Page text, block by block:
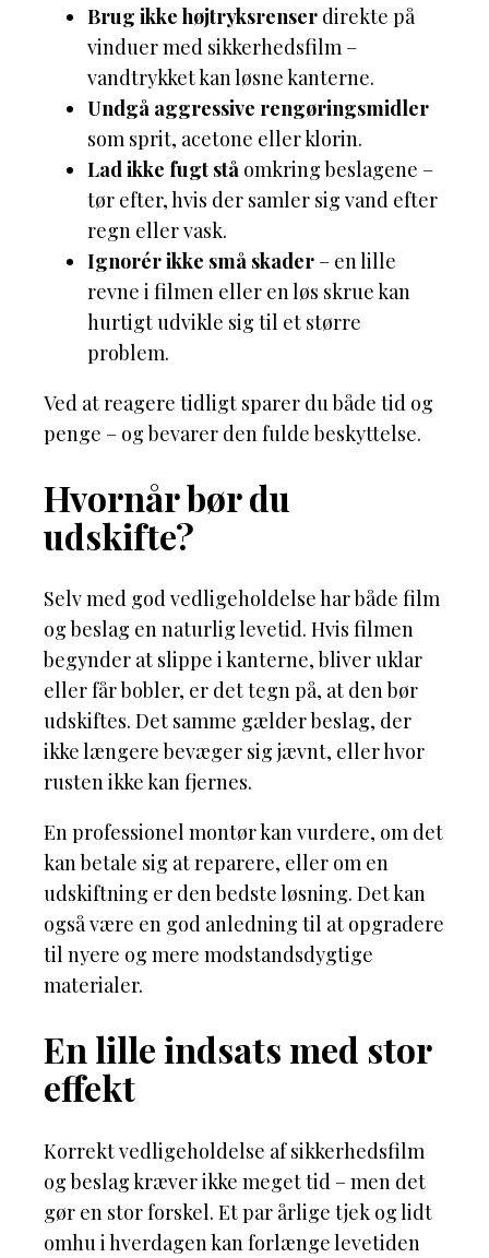
Brug ikke højtryksrenser direkte på
vinduer med sikkerhedsfilm –
vandtrykket kan løsne kanterne.
Undgå aggressive rengøringsmidler
som sprit, acetone eller klorin.
Lad ikke fugt stå omkring beslagene –
tør efter, hvis der samler sig vand efter
regn eller vask.
Ignorér ikke små skader – en lille
revne i filmen eller en løs skrue kan
hurtigt udvikle sig til et større
problem.
Ved at reagere tidligt sparer du både tid og
penge – og bevarer den fulde beskyttelse.
Hvornår bør du
udskifte?
Selv med god vedligeholdelse har både film
og beslag en naturlig levetid. Hvis filmen
begynder at slippe i kanterne, bliver uklar
eller får bobler, er det tegn på, at den bør
udskiftes. Det samme gælder beslag, der
ikke længere bevæger sig jævnt, eller hvor
rusten ikke kan fjernes.
En professionel montør kan vurdere, om det
kan betale sig at reparere, eller om en
udskiftning er den bedste løsning. Det kan
også være en god anledning til at opgradere
til nyere og mere modstandsdygtige
materialer.
En lille indsats med stor
effekt
Korrekt vedligeholdelse af sikkerhedsfilm
og beslag kræver ikke meget tid – men det
gør en stor forskel. Et par årlige tjek og lidt
omhu i hverdagen kan forlænge levetiden